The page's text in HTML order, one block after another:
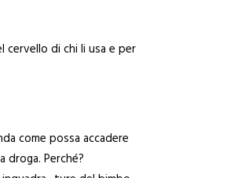
di chi li usa e per
come possa accadere
droga. Perché?